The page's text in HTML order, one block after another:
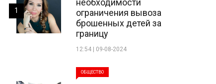
необходимости
ограничения вывоза
брошенных детей за
границу
12:54 | 09-08-2024
1
ОБЩЕСТВО